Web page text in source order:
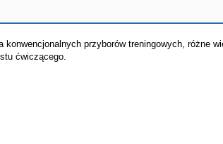
przyborów treningowych, różne
ćwiczącego.